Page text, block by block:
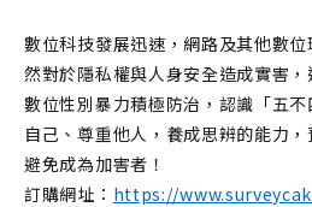
數位科技發展迅速，網路及其他數
然對於隱私權與人身安全造成實害
數位性別暴力積極防治，認識「五
自己、尊重他人，養成思辨的能力
避免成為加害者！
訂購網址： https://